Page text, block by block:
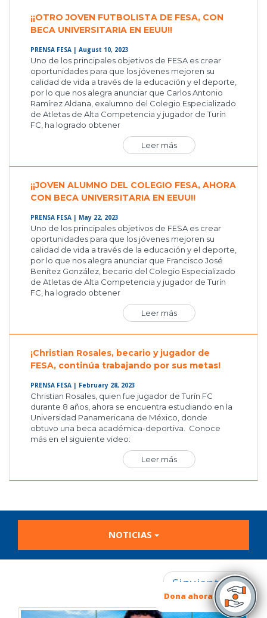
Dona ahora
¡¡OTRO JOVEN FUTBOLISTA DE FESA, CON
BECA UNIVERSITARIA EN EEUU!!
PRENSA FESA | August 10, 2023
Uno de los principales objetivos de FESA es crear
oportunidades para que los jóvenes mejoren su
calidad de vida a través de la educación y el deporte,
por lo que nos alegra anunciar que Carlos Antonio
Ramírez Aldana, exalumno del Colegio Especializado
de Atletas de Alta Competencia y jugador de Turín
FC, ha logrado obtener
Leer más
¡¡JOVEN ALUMNO DEL COLEGIO FESA, AHORA
CON BECA UNIVERSITARIA EN EEUU!!
PRENSA FESA | May 22, 2023
Uno de los principales objetivos de FESA es crear
oportunidades para que los jóvenes mejoren su
calidad de vida a través de la educación y el deporte,
por lo que nos alegra anunciar que Francisco José
Benítez González, becario del Colegio Especializado
de Atletas de Alta Competencia y jugador de Turín
FC, ha logrado obtener
Leer más
¡Christian Rosales, becario y jugador de
FESA, continúa trabajando por sus metas!
PRENSA FESA | February 28, 2023
Christian Rosales, quien fue jugador de Turín FC
durante 8 años, ahora se encuentra estudiando en la
Universidad Panamericana de México, donde
obtuvo una beca académica-deportiva. Conoce
más en el siguiente video:
Leer más
NOTICIAS
Siguiente →